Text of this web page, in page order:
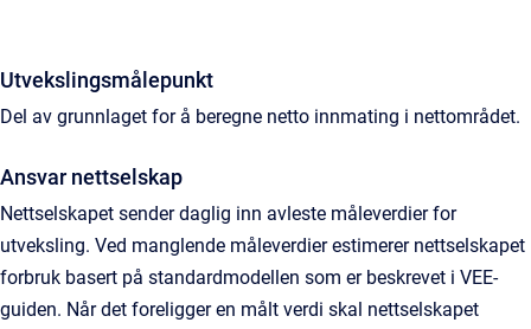
Utvekslingsmålepunkt
Del av grunnlaget for å beregne netto innmating i nettområdet.
Ansvar nettselskap
Nettselskapet sender daglig inn avleste måleverdier for
utveksling. Ved manglende måleverdier estimerer nettselskapet
forbruk basert på standardmodellen som er beskrevet i VEE-
guiden. Når det foreligger en målt verdi skal nettselskapet